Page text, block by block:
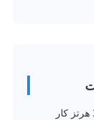
اکثر پنل‌های LED اجاره‌ای هنوز با فرکانس 3840 هرتز کار